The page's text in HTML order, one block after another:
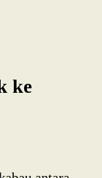
ke